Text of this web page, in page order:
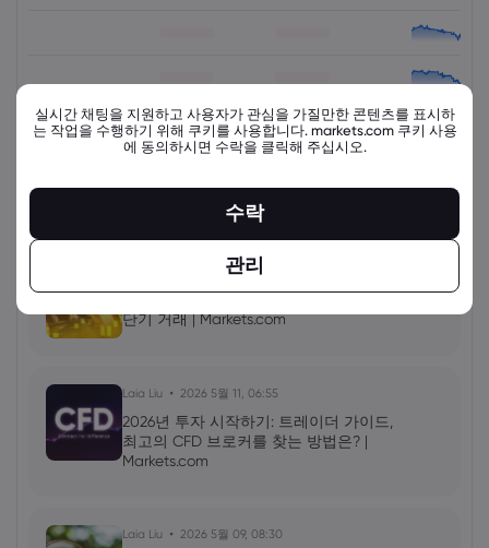
view_all_instruments
2026 5월 11, 08:00
단기 거래 | Markets.com
Laia Liu 2026 5월 11, 06:55
2026년 투자 시작하기: 트레이더 가이드,
최고의 CFD 브로커를 찾는 방법은? |
Markets.com
Laia Liu 2026 5월 09, 08:30
실시간 채팅을 지원하고 사용자가 관심을 가질만한 콘텐츠를 표시하
는 작업을 수행하기 위해 쿠키를 사용합니다. markets.com 쿠키 사용
에 동의하시면 수락을 클릭해 주십시오.
수락
관리